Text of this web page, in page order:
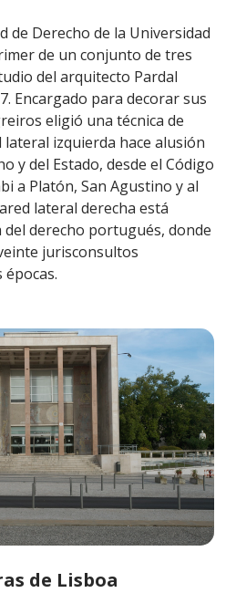
de Derecho de la Universidad
de un conjunto de tres
del arquitecto Pardal
Encargado para decorar sus
eligió una técnica de
izquierda hace alusión
y del Estado, desde el Código
a Platón, San Agustino y al
lateral derecha está
derecho portugués, donde
jurisconsultos
de Lisboa